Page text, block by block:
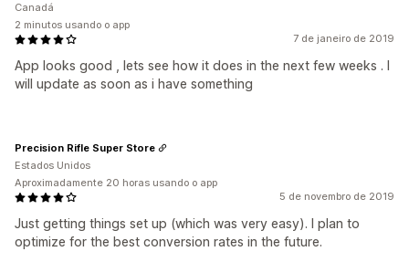
7 de janeiro de 2019
App looks good , lets see how it does in the next few weeks . I
will update as soon as i have something
Canadá
2 minutos usando o app
5 de novembro de 2019
Just getting things set up (which was very easy). I plan to
optimize for the best conversion rates in the future.
Precision Rifle Super Store
Estados Unidos
Aproximadamente 20 horas usando o app